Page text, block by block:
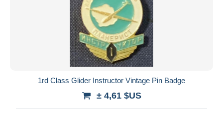
1rd Class Glider Instructor Vintage Pin Badge
± 4,61 $US